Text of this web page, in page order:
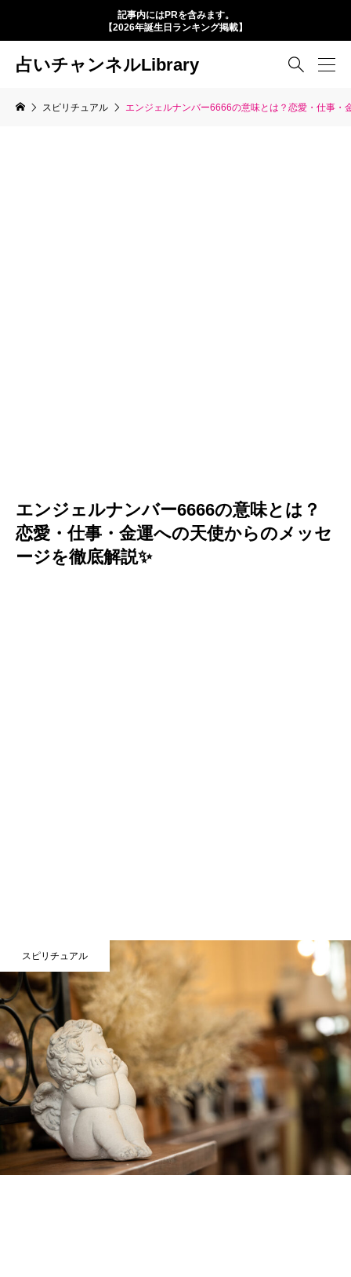
記事内にはPRを含みます。
【2026年誕生日ランキング掲載】
占いチャンネルLibrary 
スピリチュアル エンジェルナンバー6666の意味とは？恋愛・仕事・
エンジェルナンバー6666の意味とは？
恋愛・仕事・金運への天使からのメッセ
ージを徹底解説✨
スピリチュアル